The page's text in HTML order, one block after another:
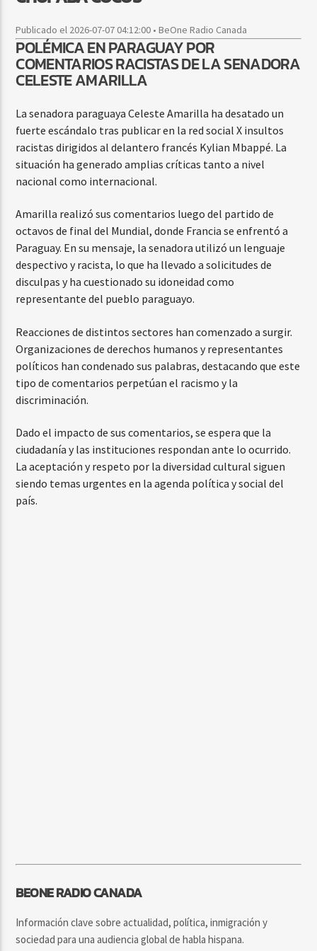
Publicado el 2026-07-07 04:12:00 • BeOne Radio Canada
POLÉMICA EN PARAGUAY POR
COMENTARIOS RACISTAS DE LA SENADORA
CELESTE AMARILLA
La senadora paraguaya Celeste Amarilla ha desatado un
fuerte escándalo tras publicar en la red social X insultos
racistas dirigidos al delantero francés Kylian Mbappé. La
situación ha generado amplias críticas tanto a nivel
nacional como internacional.
Amarilla realizó sus comentarios luego del partido de
octavos de final del Mundial, donde Francia se enfrentó a
Paraguay. En su mensaje, la senadora utilizó un lenguaje
despectivo y racista, lo que ha llevado a solicitudes de
disculpas y ha cuestionado su idoneidad como
representante del pueblo paraguayo.
Reacciones de distintos sectores han comenzado a surgir.
Organizaciones de derechos humanos y representantes
políticos han condenado sus palabras, destacando que este
tipo de comentarios perpetúan el racismo y la
discriminación.
Dado el impacto de sus comentarios, se espera que la
ciudadanía y las instituciones respondan ante lo ocurrido.
La aceptación y respeto por la diversidad cultural siguen
siendo temas urgentes en la agenda política y social del
país.
BEONE RADIO CANADA
Información clave sobre actualidad, política, inmigración y
sociedad para una audiencia global de habla hispana.